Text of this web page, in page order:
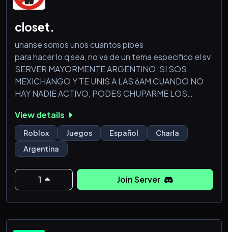
closet.
unanse somos unos cuantos pibes
para hacer lo q sea, no va de un tema especifico el sv
SERVER MAYORMENTE ARGENTINO, SI SOS
MEXICHANGO Y TE UNIS A LAS 6AM CUANDO NO
HAY NADIE ACTIVO, PODES CHUPARME LOS
tengo q poner 100 letras
1, 2, 3, 4, 5, 6, 7, 8, 9, 10,
11, 12, 13, 14, 15, 16, 17, 18, 19, 20,
21, 22, 23, 24, 25, 26, 27, 28, 29, 30,
31, 32, 33, 34, 35, 36, 37, 38, 39, 40,
41, 42, 43, 44, 45, 46, 47, 48, 49, 50,
51, 52, 53, 54, 55, 56, 57, 58, 59, 60,
View details
Roblox Juegos Español
Charla
Argentina
1 Join Server